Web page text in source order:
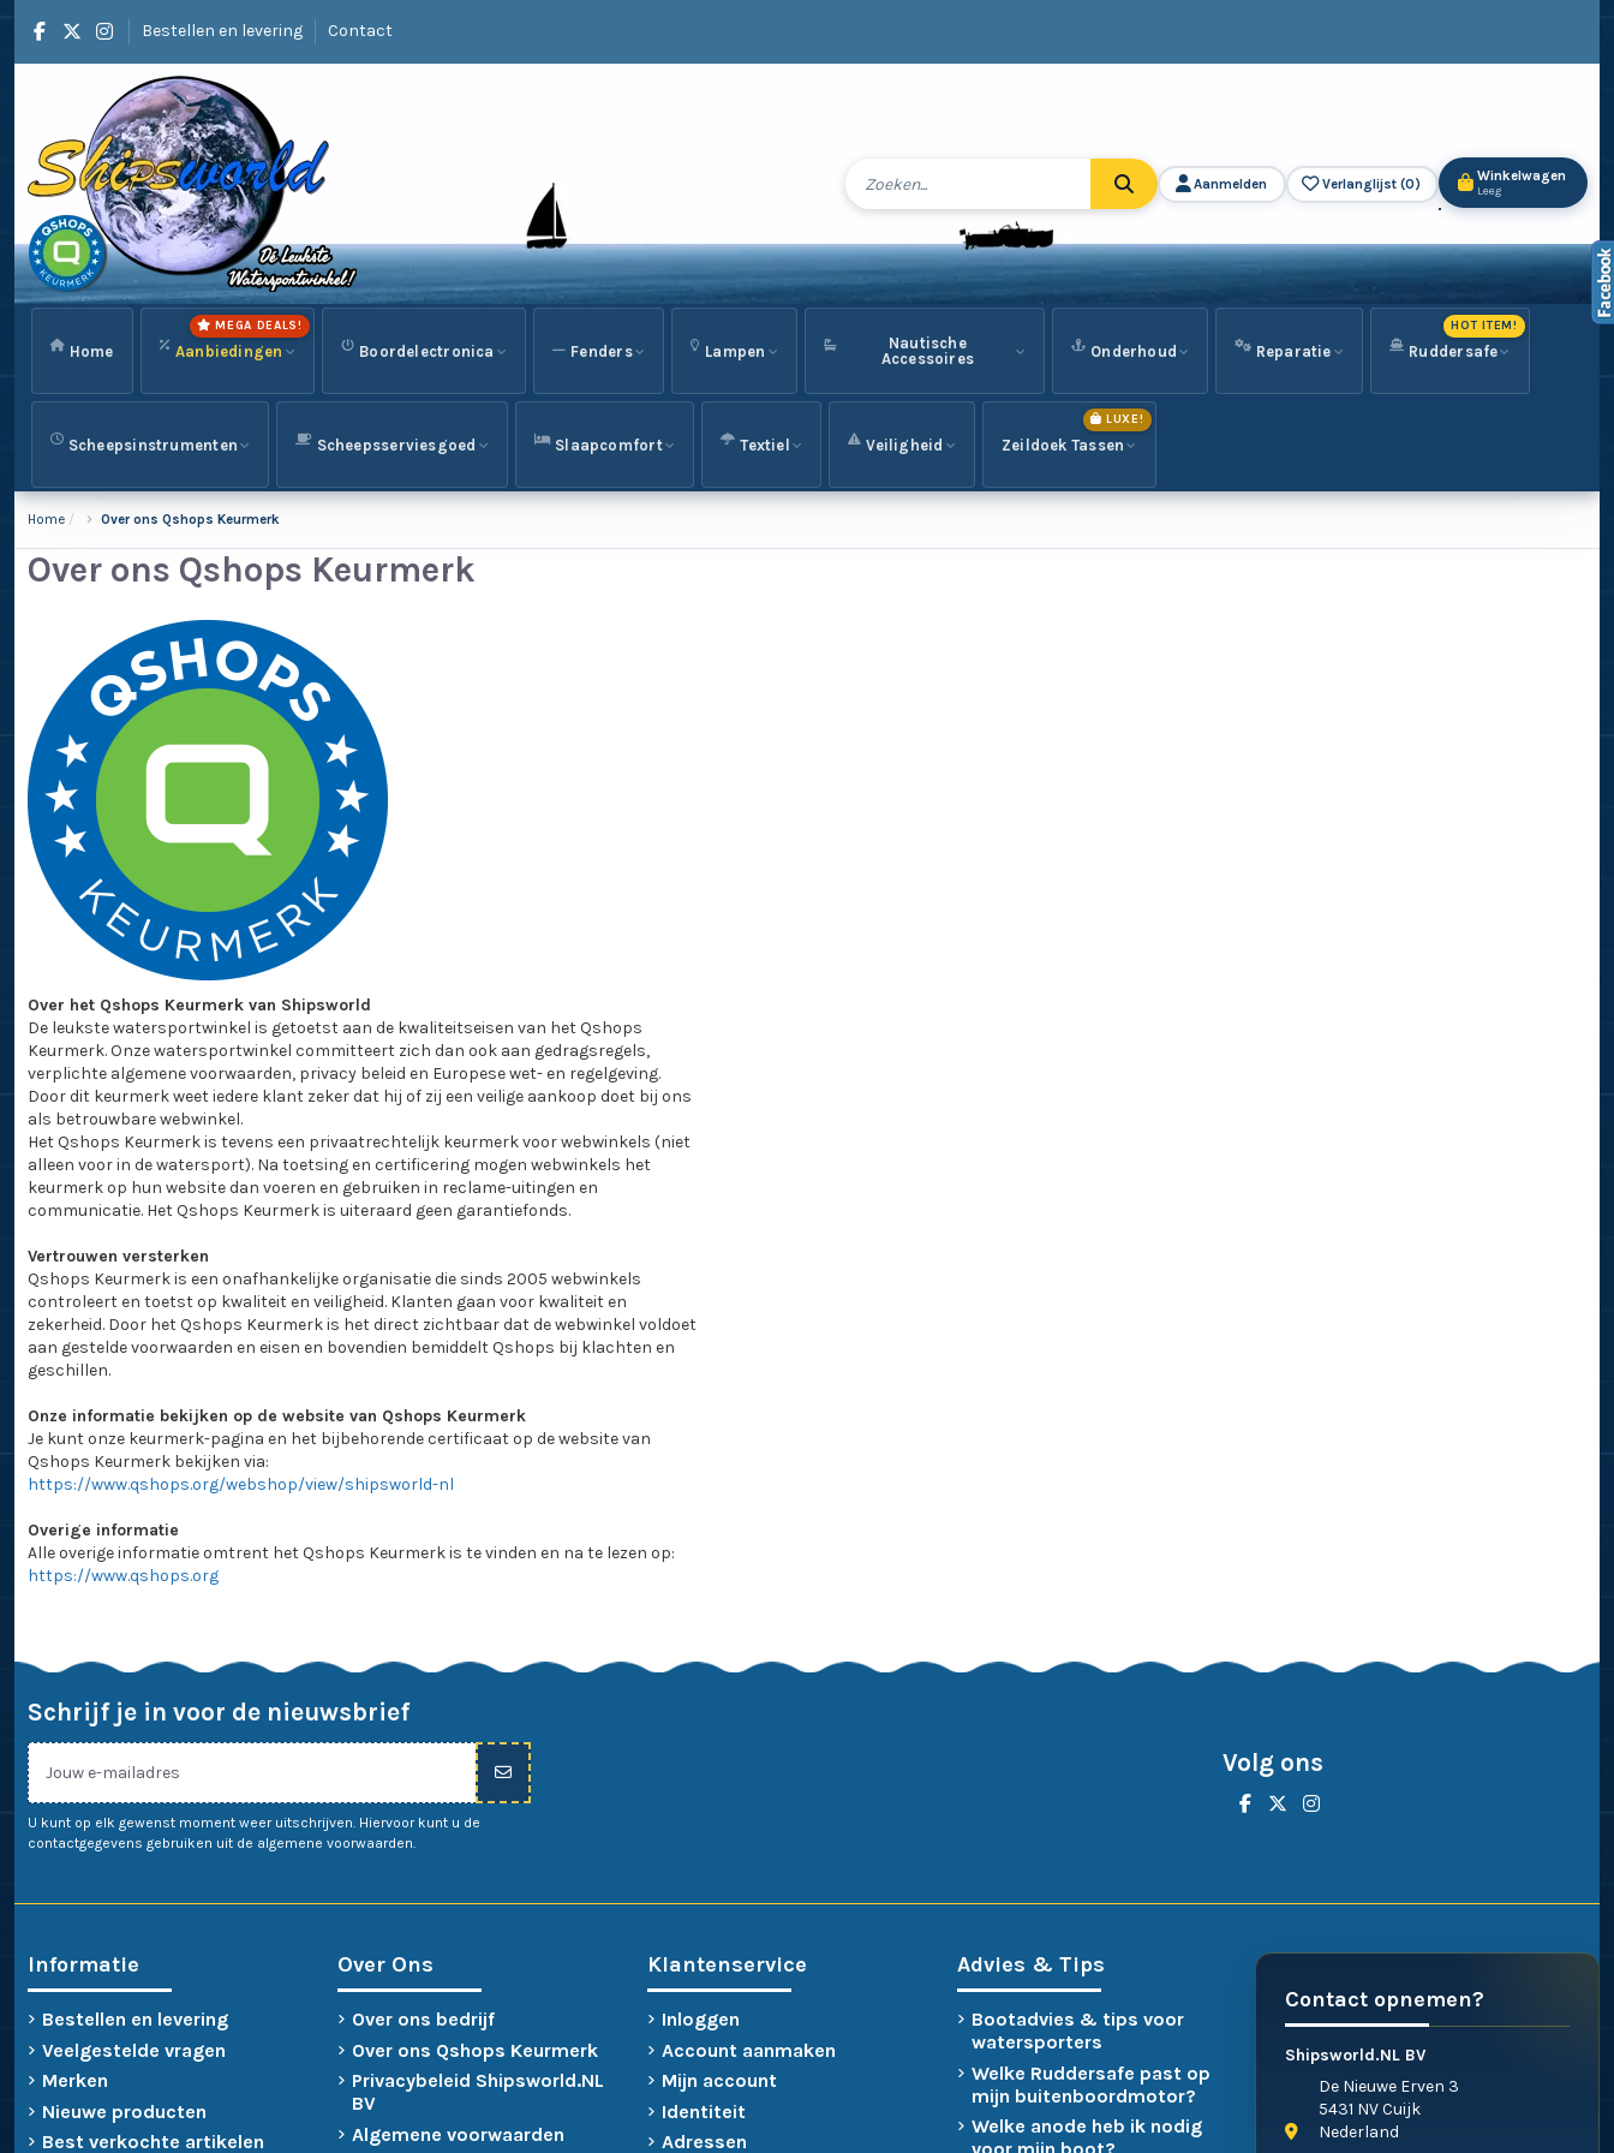
Bestellen en levering Contact
Aanmelden Verlanglijst (0) Winkelwagen
Leeg
Home Aanbiedingen
MEGA DEALS!
Boordelectronica Fenders Lampen
Nautische
Accessoires
Onderhoud Reparatie Ruddersafe
HOT ITEM!
Scheepsinstrumenten Scheepsserviesgoed Slaapcomfort Textiel Veiligheid Zeildoek Tassen
LUXE!
Home Over ons Qshops Keurmerk
Over ons Qshops Keurmerk
Over het Qshops Keurmerk van Shipsworld
De leukste watersportwinkel is getoetst aan de kwaliteitseisen van het Qshops
Keurmerk. Onze watersportwinkel committeert zich dan ook aan gedragsregels,
verplichte algemene voorwaarden, privacy beleid en Europese wet- en regelgeving.
Door dit keurmerk weet iedere klant zeker dat hij of zij een veilige aankoop doet bij ons
als betrouwbare webwinkel.
Het Qshops Keurmerk is tevens een privaatrechtelijk keurmerk voor webwinkels (niet
alleen voor in de watersport). Na toetsing en certificering mogen webwinkels het
keurmerk op hun website dan voeren en gebruiken in reclame-uitingen en
communicatie. Het Qshops Keurmerk is uiteraard geen garantiefonds.
Vertrouwen versterken
Qshops Keurmerk is een onafhankelijke organisatie die sinds 2005 webwinkels
controleert en toetst op kwaliteit en veiligheid. Klanten gaan voor kwaliteit en
zekerheid. Door het Qshops Keurmerk is het direct zichtbaar dat de webwinkel voldoet
aan gestelde voorwaarden en eisen en bovendien bemiddelt Qshops bij klachten en
geschillen.
Onze informatie bekijken op de website van Qshops Keurmerk
Je kunt onze keurmerk-pagina en het bijbehorende certificaat op de website van
Qshops Keurmerk bekijken via:
https://www.qshops.org/webshop/view/shipsworld-nl
Overige informatie
Alle overige informatie omtrent het Qshops Keurmerk is te vinden en na te lezen op:
https://www.qshops.org
Schrijf je in voor de nieuwsbrief
U kunt op elk gewenst moment weer uitschrijven. Hiervoor kunt u de
contactgegevens gebruiken uit de algemene voorwaarden.
Volg ons
Informatie
Bestellen en levering
Veelgestelde vragen
Merken
Nieuwe producten
Best verkochte artikelen
Over Ons
Over ons bedrijf
Over ons Qshops Keurmerk
Privacybeleid Shipsworld.NL
BV
Algemene voorwaarden
Klantenservice
Inloggen
Account aanmaken
Mijn account
Identiteit
Adressen
Advies & Tips
Bootadvies & tips voor
watersporters
Welke Ruddersafe past op
mijn buitenboordmotor?
Welke anode heb ik nodig
Contact opnemen?
Shipsworld.NL BV
De Nieuwe Erven 3
5431 NV Cuijk
Nederland